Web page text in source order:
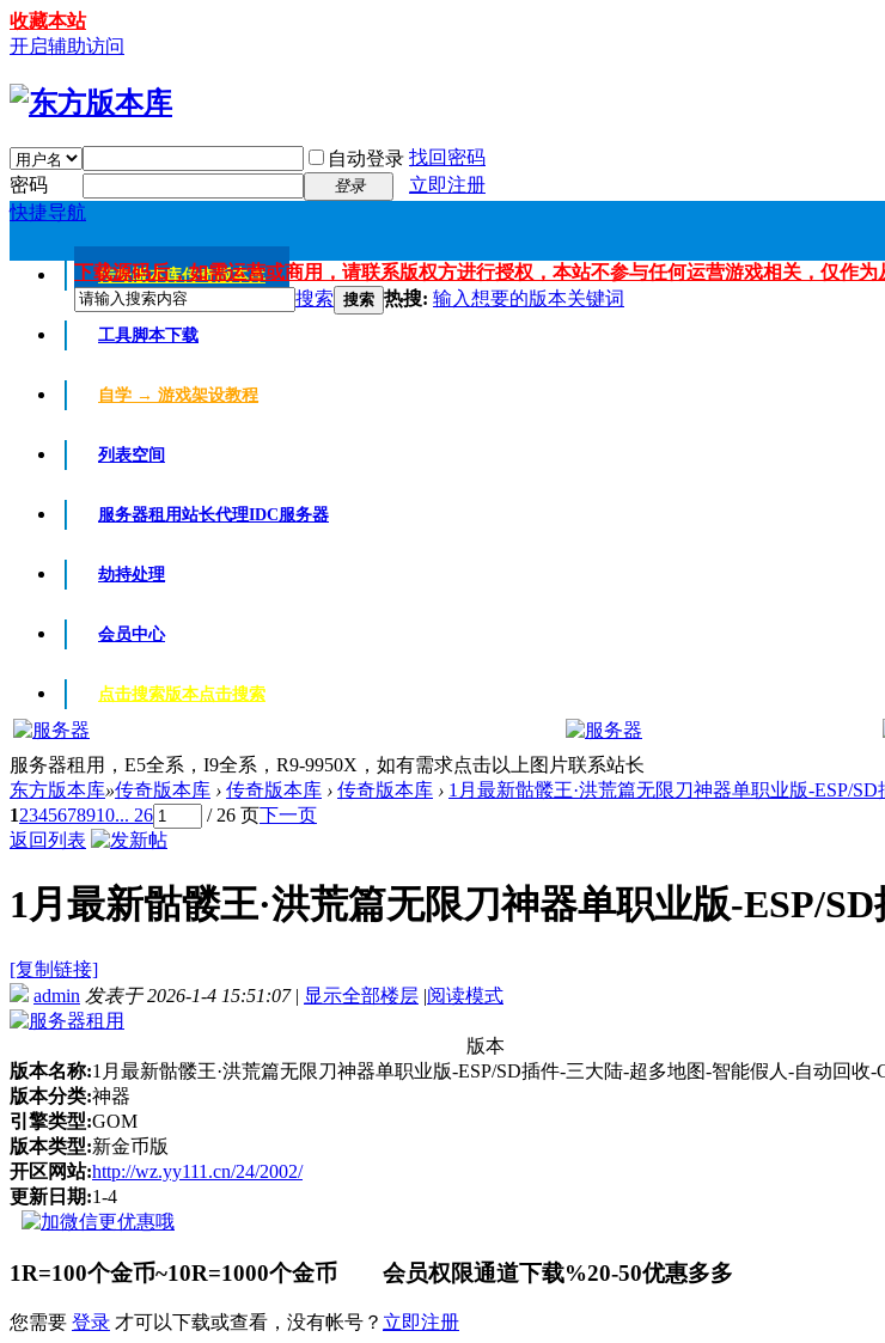
收藏本站
开启辅助访问
自动登录 找回密码
密码
登录
立即注册
快捷导航
传奇版本库传奇版本库
工具脚本下载
自学 → 游戏架设教程
列表空间
服务器租用站长代理IDC服务器
劫持处理
会员中心
点击搜索版本点击搜索
下载源码后，如需运营或商用，请联系版权方进行授权，本站不参与任何运营游戏相关，仅作
搜索 搜索 热搜: 输入想要的版本关键词
服务器租用，E5全系，I9全系，R9-9950X，如有需求点击以上图片联系站长
东方版本库»传奇版本库 › 传奇版本库 › 传奇版本库 › 1月最新骷髅王·洪荒篇无限刀神器单职业版-ESP/SD
12345678910... 26 / 26 页下一页
返回列表
1月最新骷髅王·洪荒篇无限刀神器单职业版-ESP/
[复制链接]
admin 发表于 2026-1-4 15:51:07 | 显示全部楼层 |阅读模式
版本
版本名称:1月最新骷髅王·洪荒篇无限刀神器单职业版-ESP/SD插件-三大陆-超多地图-智能假人-自动回收-
版本分类:神器
引擎类型:GOM
版本类型:新金币版
开区网站:http://wz.yy111.cn/24/2002/
更新日期:1-4
1R=100个金币~10R=1000个金币 会员权限通道下载%20-50优惠多多
您需要 登录 才可以下载或查看，没有帐号？ 立即注册